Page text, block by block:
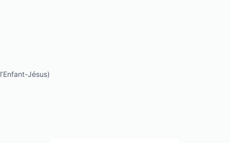
l’Enfant-Jésus)